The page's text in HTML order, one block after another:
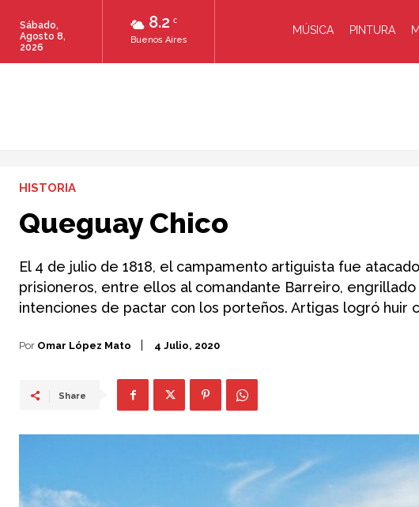
8.2 C
Buenos Aires
Sábado,
Agosto 8,
2026
MÚSICA PINTURA
HISTORIA
Queguay Chico
El 4 de julio de 1818, el campamento artiguista fue
prisioneros, entre ellos al comandante Barreiro,
intenciones de pactar con los porteños. Artigas logró huir
Por Omar López Mato 4 Julio, 2020
Share